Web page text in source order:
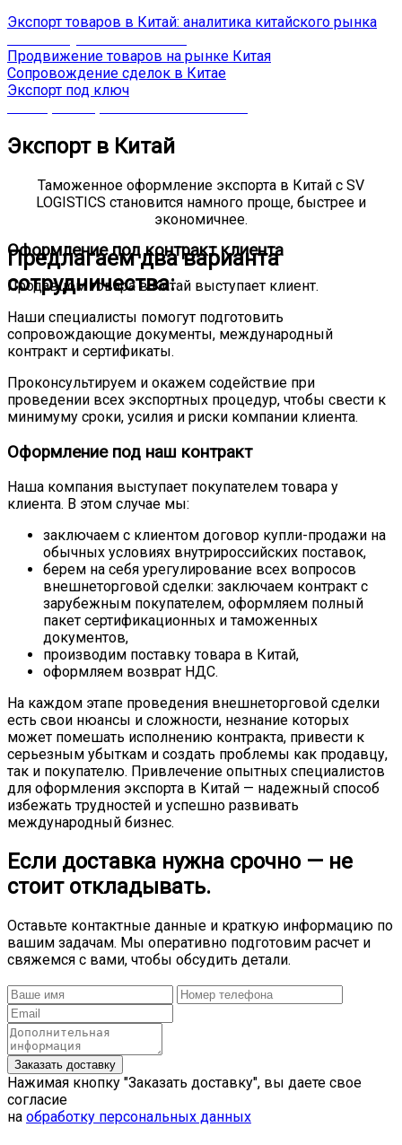
Экспорт товаров в Китай: аналитика китайского рынка
Продвижение товаров на рынке Китая
Сопровождение сделок в Китае
Экспорт под ключ
Экспорт в Китай
Таможенное оформление экспорта в Китай с SV
LOGISTICS становится намного проще, быстрее и
экономичнее.
Предлагаем два варианта
сотрудничества:
Оформление под контракт клиента
Продавцом товара в Китай выступает клиент.
Наши специалисты помогут подготовить
сопровождающие документы, международный
контракт и сертификаты.
Проконсультируем и окажем содействие при
проведении всех экспортных процедур, чтобы свести к
минимуму сроки, усилия и риски компании клиента.
Оформление под наш контракт
Наша компания выступает покупателем товара у
клиента. В этом случае мы:
заключаем с клиентом договор купли-продажи на
обычных условиях внутрироссийских поставок,
берем на себя урегулирование всех вопросов
внешнеторговой сделки: заключаем контракт с
зарубежным покупателем, оформляем полный
пакет сертификационных и таможенных
документов,
производим поставку товара в Китай,
оформляем возврат НДС.
На каждом этапе проведения внешнеторговой сделки
есть свои нюансы и сложности, незнание которых
может помешать исполнению контракта, привести к
серьезным убыткам и создать проблемы как продавцу,
так и покупателю. Привлечение опытных специалистов
для оформления экспорта в Китай — надежный способ
избежать трудностей и успешно развивать
международный бизнес.
Если доставка нужна срочно — не
стоит откладывать.
Оставьте контактные данные и краткую информацию по
вашим задачам. Мы оперативно подготовим расчет и
свяжемся с вами, чтобы обсудить детали.
Нажимая кнопку "Заказать доставку", вы даете свое
согласие
на обработку персональных данных